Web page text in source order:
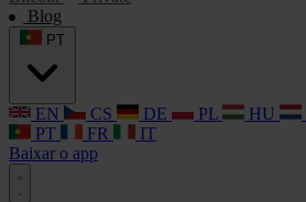
Blog
EN CS DE PL HU
PT
FR
IT
Baixar o app